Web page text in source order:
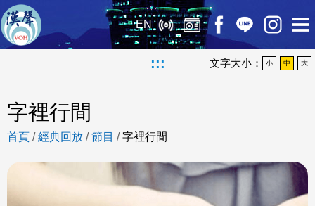
EN
::: 文字大小： 小 中 大
字裡行間
首頁 /經典回放 /節目 /字裡行間